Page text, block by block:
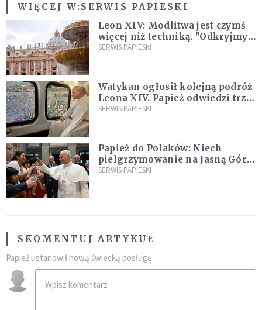
WIĘCEJ W:SERWIS PAPIESKI
Leon XIV: Modlitwa jest czymś
więcej niż techniką. "Odkryjmy
ją na nowo"
SERWIS PAPIESKI
Watykan ogłosił kolejną podróż
Leona XIV. Papież odwiedzi trzy
kraje Ameryki Południowej
SERWIS PAPIESKI
Papież do Polaków: Niech
pielgrzymowanie na Jasną Górę
umocni wiarę i nadzieję
SERWIS PAPIESKI
SKOMENTUJ ARTYKUŁ
Papież ustanowił nową świecką posługę